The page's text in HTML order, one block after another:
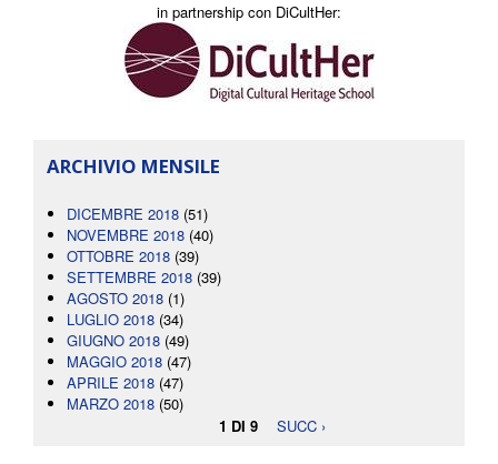
in partnership con DiCultHer:
ARCHIVIO MENSILE
DICEMBRE 2018 (51)
NOVEMBRE 2018 (40)
OTTOBRE 2018 (39)
SETTEMBRE 2018 (39)
AGOSTO 2018 (1)
LUGLIO 2018 (34)
GIUGNO 2018 (49)
MAGGIO 2018 (47)
APRILE 2018 (47)
MARZO 2018 (50)
1 DI 9
SUCC ›